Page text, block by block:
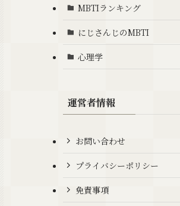
MBTIランキング
にじさんじのMBTI
心理学
運営者情報
お問い合わせ
プライバシーポリシー
免責事項